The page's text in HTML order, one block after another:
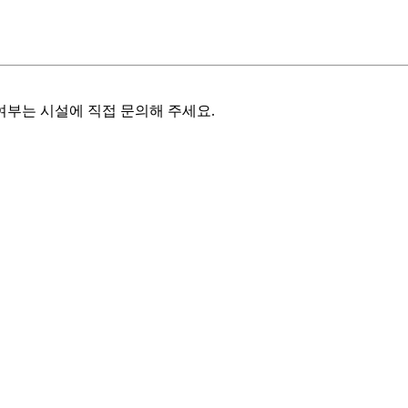
는 시설에 직접 문의해 주세요.